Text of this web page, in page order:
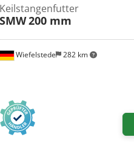
Wiefelstede 282 km
Keilstangenfutter
SMW200 mm